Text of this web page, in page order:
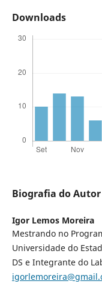
Downloads
Biografia do Autor
Igor Lemos Moreira
Mestrando no
Universidade do
DS e Integrante do